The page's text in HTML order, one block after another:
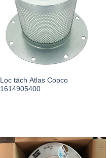
Lọc tách Atlas Copco
1614905400